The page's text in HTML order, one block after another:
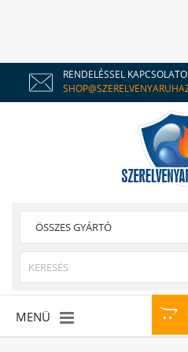
RENDELÉSSEL
MENÜ